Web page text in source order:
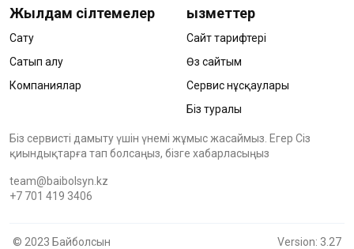
Жылдам сілтемелер
Сату
Сатып алу
Компаниялар
Қызметтер
Сайт тарифтері
Өз сайтым
Сервис нұсқаулары
Біз туралы
Біз сервисті дамыту үшін үнемі жұмыс жасаймыз. Егер Сіз
қиындықтарға тап болсаңыз, бізге хабарласыңыз
team@baibolsyn.kz
+7 701 419 3406
© 2023 Байболсын Version: 3.27